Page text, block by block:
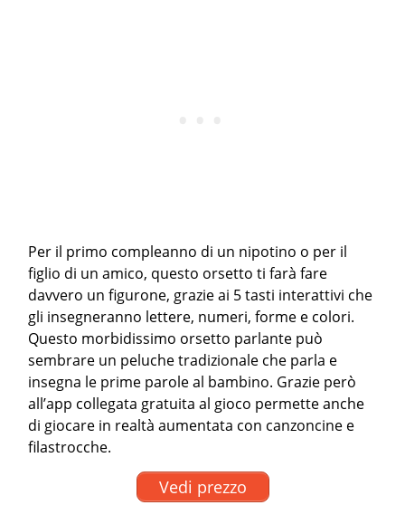
Per il primo compleanno di un nipotino o per il
figlio di un amico, questo orsetto ti farà fare
davvero un figurone, grazie ai 5 tasti interattivi che
gli insegneranno lettere, numeri, forme e colori.
Questo morbidissimo orsetto parlante può
sembrare un peluche tradizionale che parla e
insegna le prime parole al bambino. Grazie però
all’app collegata gratuita al gioco permette anche
di giocare in realtà aumentata con canzoncine e
filastrocche.
Vedi prezzo